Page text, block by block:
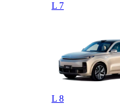
L 7
L 8